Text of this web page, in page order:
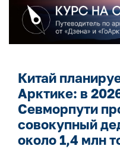
Китай
Арктике: в
Севморпути
совокупный
около 1,4 млн